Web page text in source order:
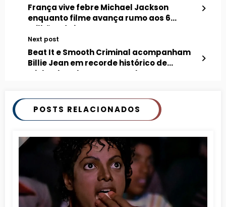
França vive febre Michael Jackson
enquanto filme avança rumo aos 6
milhões de ingressos
Next post
Beat It e Smooth Criminal acompanham
Billie Jean em recorde histórico de
Michael Jackson no YouTube
POSTS RELACIONADOS